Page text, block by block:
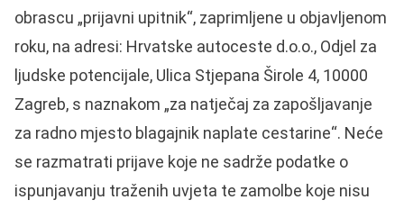
obrascu „prijavni upitnik“, zaprimljene u objavljenom
roku, na adresi: Hrvatske autoceste d.o.o., Odjel za
ljudske potencijale, Ulica Stjepana Širole 4, 10000
Zagreb, s naznakom „za natječaj za zapošljavanje
za radno mjesto blagajnik naplate cestarine“. Neće
se razmatrati prijave koje ne sadrže podatke o
ispunjavanju traženih uvjeta te zamolbe koje nisu